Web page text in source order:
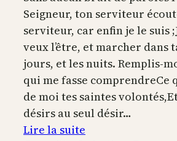
Seigneur, ton serviteur
serviteur, car enfin je le suis
veux l’être, et marcher dans
jours, et les nuits. Remplis-
qui me fasse comprendreCe
de moi tes saintes
désirs au seul désir…
Lire la suite